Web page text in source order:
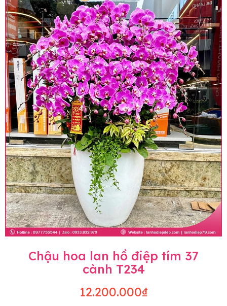
Chậu hoa lan hồ điệp tím 37
cành T234
12.200.000₫